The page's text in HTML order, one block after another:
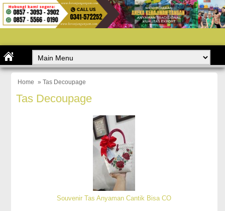
Home » Tas Decoupage
Tas Decoupage
Souvenir Tas Anyaman Cantik Bisa CO